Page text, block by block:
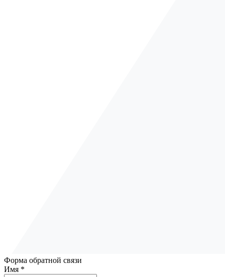
Форма обратной связи
Имя *